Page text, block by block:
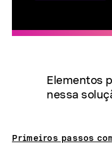
Elementos
nessa
Primeiros passos